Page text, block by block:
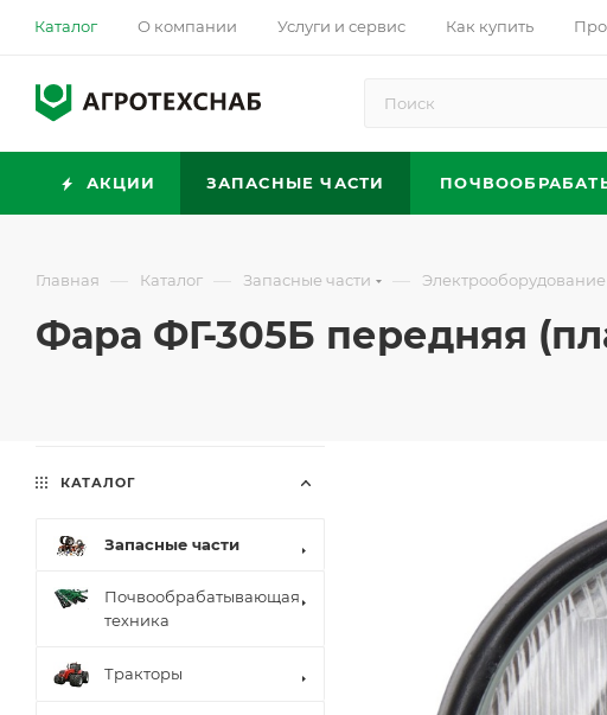
Каталог О компании Услуги и сервис Как купить
АКЦИИ ЗАПАСНЫЕ ЧАСТИ
Главная — Каталог — Запасные части — Электрооборудование
Фара ФГ-305Б передняя
КАТАЛОГ
Запасные части
Почвообрабатывающая
техника
Тракторы